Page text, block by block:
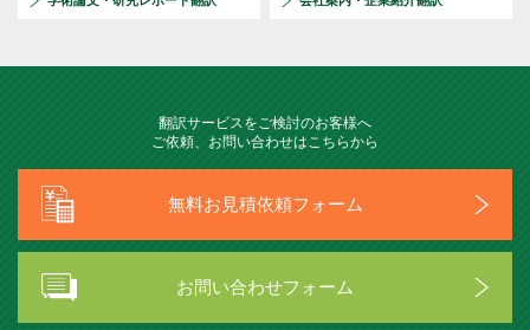
翻訳サービスをご検討のお客様へ
ご依頼、お問い合わせはこちらから
無料お見積依頼フォーム
お問い合わせフォーム